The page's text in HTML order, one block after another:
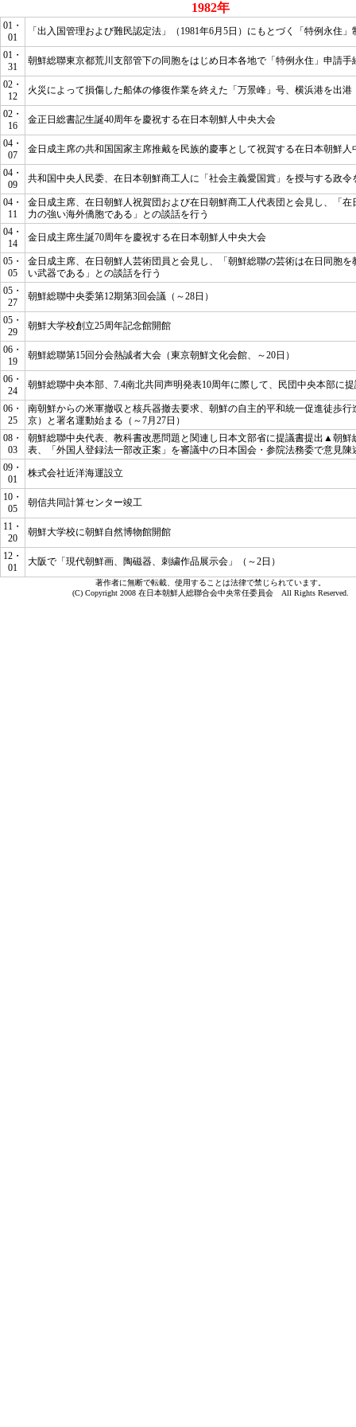
1982年
01・
01
「出入国管理および難民認定法」（1981年6月5日）にもとづく「特例永住」
01・
31
朝鮮総聯東京都荒川支部管下の同胞をはじめ日本各地で「特例永住」申請手
02・
12
火災によって損傷した船体の修復作業を終えた「万景峰」号、横浜港を出港
02・
16
金正日総書記生誕40周年を慶祝する在日本朝鮮人中央大会
04・
07
金日成主席の共和国国家主席推戴を民族的慶事として祝賀する在日本朝鮮人
04・
09
共和国中央人民委、在日本朝鮮商工人に「社会主義愛国賞」を授与する政令
04・
11
金日成主席、在日朝鮮人祝賀団および在日朝鮮商工人代表団と会見し、
「
力の強い海外僑胞である」
との談話を行う
04・
14
金日成主席生誕70周年を慶祝する在日本朝鮮人中央大会
05・
05
金日成主席、在日朝鮮人芸術団員と会見し、
「朝鮮総聯の芸術は在日同胞
い武器である」
との談話を行う
05・
27
朝鮮総聯中央委第12期第3回会議（～28日）
05・
29
朝鮮大学校創立25周年記念館開館
06・
19
朝鮮総聯第15回分会熱誠者大会（東京朝鮮文化会館、～20日）
06・
24
朝鮮総聯中央本部、7.4南北共同声明発表10周年に際して、民団中央本部に
06・
25
南朝鮮からの米軍撤収と核兵器撤去要求、朝鮮の自主的平和統一促進徒歩行
京）と署名運動始まる（～7月27日）
08・
03
朝鮮総聯中央代表、教科書改悪問題と関連し日本文部省に提議書提出▲朝鮮
表、「外国人登録法一部改正案」を審議中の日本国会・参院法務委で意見陳
09・
01
株式会社近洋海運設立
10・
05
朝信共同計算センター竣工
11・
20
朝鮮大学校に朝鮮自然博物館開館
12・
01
大阪で「現代朝鮮画、陶磁器、刺繍作品展示会」（～2日）
著作者に無断で転載、使用することは法律で禁じられています。
(C) Copyright 2008 在日本朝鮮人総聯合会中央常任委員会 All Rights Reserved.